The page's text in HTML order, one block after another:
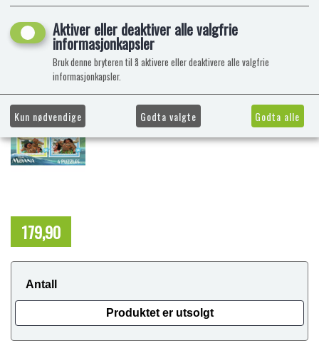
179,90
Antall
Produktet er utsolgt
Aktiver eller deaktiver alle valgfrie
informasjonkapsler
Bruk denne bryteren til å aktivere eller deaktivere alle valgfrie
informasjonkapsler.
Kun nødvendige Godta valgte Godta alle